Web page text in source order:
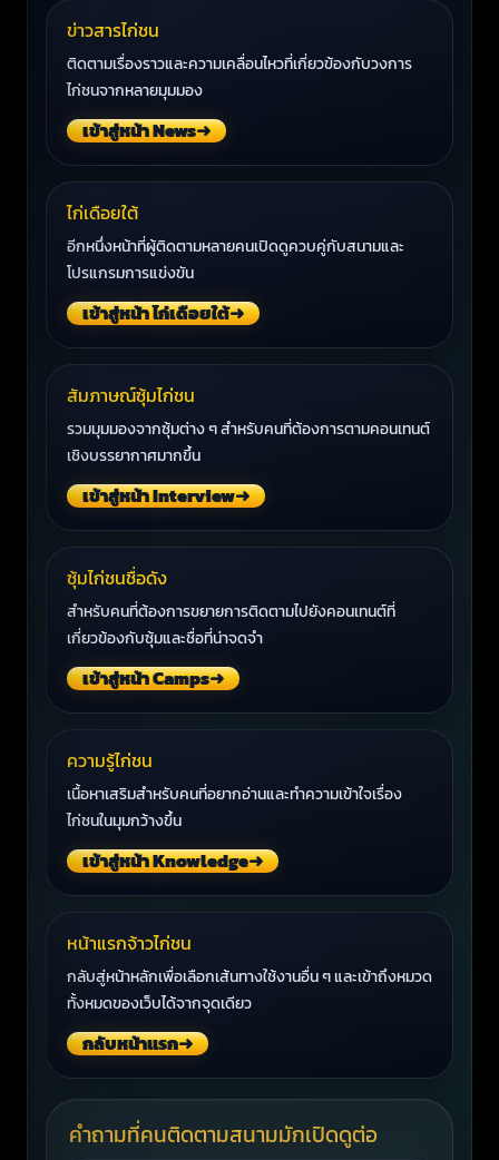
ข่าวสารไก่ชน
ติดตามเรื่องราวและความเคลื่อนไหวที่เกี่ยวข้องกับวงการ
ไก่ชนจากหลายมุมมอง
เข้าสู่หน้า News➜
ไก่เดือยใต้
อีกหนึ่งหน้าที่ผู้ติดตามหลายคนเปิดดูควบคู่กับสนามและ
โปรแกรมการแข่งขัน
เข้าสู่หน้า ไก่เดือยใต้➜
สัมภาษณ์ซุ้มไก่ชน
รวมมุมมองจากซุ้มต่าง ๆ สำหรับคนที่ต้องการตามคอนเทนต์
เชิงบรรยากาศมากขึ้น
เข้าสู่หน้า Interview➜
ซุ้มไก่ชนชื่อดัง
สำหรับคนที่ต้องการขยายการติดตามไปยังคอนเทนต์ที่
เกี่ยวข้องกับซุ้มและชื่อที่น่าจดจำ
เข้าสู่หน้า Camps➜
ความรู้ไก่ชน
เนื้อหาเสริมสำหรับคนที่อยากอ่านและทำความเข้าใจเรื่อง
ไก่ชนในมุมกว้างขึ้น
เข้าสู่หน้า Knowledge➜
หน้าแรกจ้าวไก่ชน
กลับสู่หน้าหลักเพื่อเลือกเส้นทางใช้งานอื่น ๆ และเข้าถึงหมวด
ทั้งหมดของเว็บได้จากจุดเดียว
กลับหน้าแรก➜
คำถามที่คนติดตามสนามมักเปิดดูต่อ